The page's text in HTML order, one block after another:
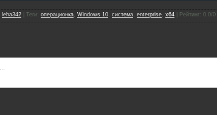
leha342 Теги : операционка, Windows 10, система, enterprise, x64 Рейтинг: 0.0/0